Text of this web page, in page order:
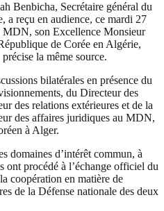
Benbicha, Secrétaire général du
a reçu en audience, ce mardi 27
MDN, son Excellence Monsieur
de Corée en Algérie,
la même source.
bilatérales en présence du
du Directeur des
des relations extérieures et de la
des affaires juridiques au MDN,
à Alger.
domaines d’intérêt commun, à
ont procédé à l’échange officiel du
coopération en matière de
de la Défense nationale des deux